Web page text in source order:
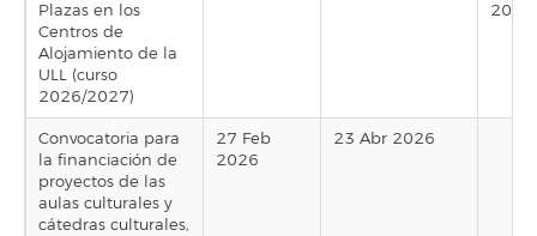
Plazas en los
Centros de
Alojamiento de la
ULL (curso
2026/2027)
2026
Convocatoria para
la financiación de
proyectos de las
aulas culturales y
cátedras culturales,
27 Feb
2026
23 Abr 2026